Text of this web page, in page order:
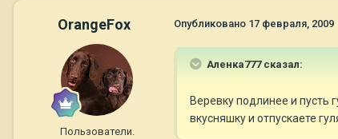
OrangeFox
Пользователи.
Опубликовано 17 февраля, 2009
Аленка777 сказал:
Веревку подлинее и пусть
вкусняшку и отпускаете